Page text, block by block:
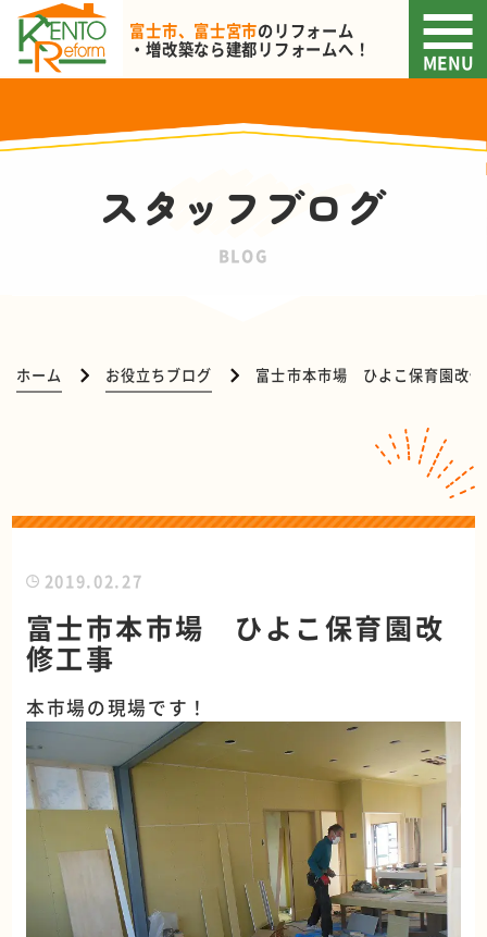
富士市、富士宮市のリフォーム
・増改築なら建都リフォームへ！
MENU
スタッフブログ
BLOG
ホーム お役立ちブログ 富士市本市場 ひよこ保育園改
2019.02.27
富士市本市場 ひよこ保育園改
修工事
本市場の現場です！